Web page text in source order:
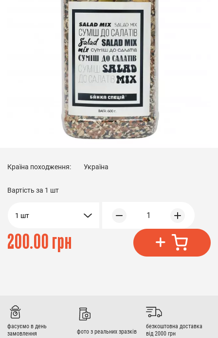
Країна походження: Україна
Вартість за 1 шт
1 шт 1
200.00 грн
фасуємо в день
замовлення
фото з реальних зразків
безкоштовна доставка
від 2000 грн